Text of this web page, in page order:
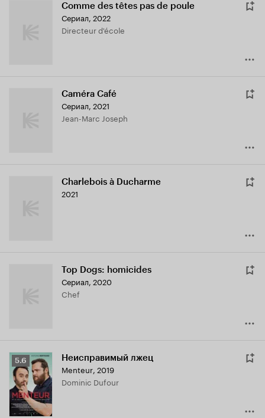
Comme des têtes pas de poule
Сериал, 2022
Directeur d'école
Caméra Café
Сериал, 2021
Jean-Marc Joseph
Charlebois à Ducharme
2021
Top Dogs: homicides
Сериал, 2020
Chef
Рейтинг
Кинопоиска
5.6
5.6 Неисправимый лжец
Menteur, 2019
Dominic Dufour